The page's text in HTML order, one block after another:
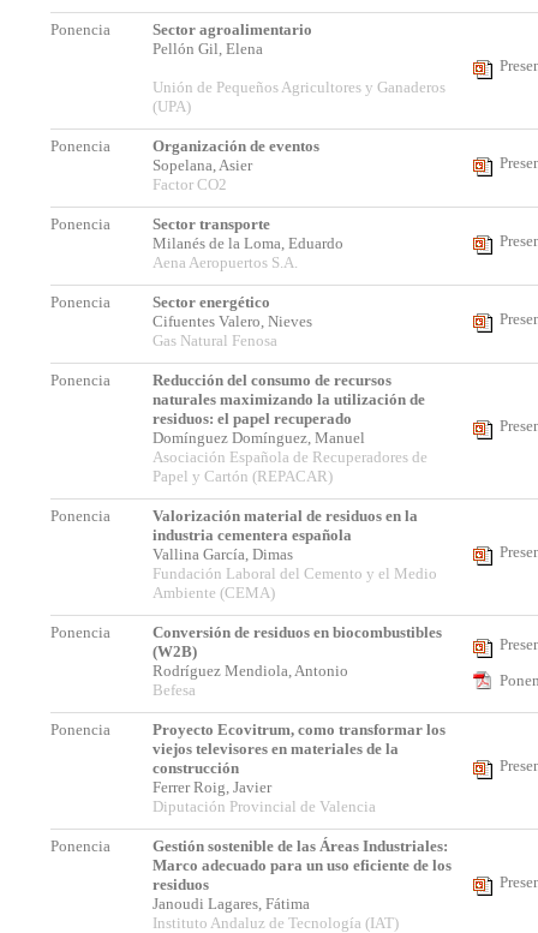
Ponencia
Sector agroalimentario
Pellón Gil, Elena
Unión de Pequeños Agricultores y Ganaderos
(UPA)
Ponencia
Organización de eventos
Sopelana, Asier
Factor CO2
Ponencia
Sector transporte
Milanés de la Loma, Eduardo
Aena Aeropuertos S.A.
Ponencia
Sector energético
Cifuentes Valero, Nieves
Gas Natural Fenosa
Ponencia
Reducción del consumo de recursos
naturales maximizando la utilización de
residuos: el papel recuperado
Domínguez Domínguez, Manuel
Asociación Española de Recuperadores de
Papel y Cartón (REPACAR)
Ponencia
Valorización material de residuos en la
industria cementera española
Vallina García, Dimas
Fundación Laboral del Cemento y el Medio
Ambiente (CEMA)
Ponencia
Conversión de residuos en biocombustibles
(W2B)
Rodríguez Mendiola, Antonio
Befesa
Ponencia
Proyecto Ecovitrum, como transformar los
viejos televisores en materiales de la
construcción
Ferrer Roig, Javier
Diputación Provincial de Valencia
Ponencia
Gestión sostenible de las Áreas Industriales:
Marco adecuado para un uso eficiente de los
residuos
Janoudi Lagares, Fátima
Instituto Andaluz de Tecnología (IAT)